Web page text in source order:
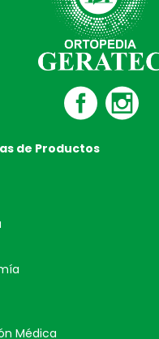
de Productos
Médica